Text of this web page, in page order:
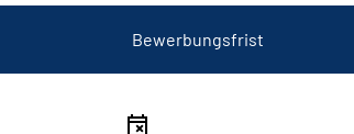
Bewerbungsfrist